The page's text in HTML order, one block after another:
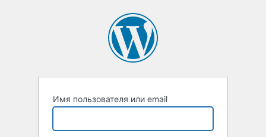
Имя пользователя или email